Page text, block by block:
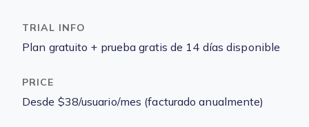
Plan gratuito + prueba gratis de 14 días disponible
Desde $38/usuario/mes (facturado anualmente)